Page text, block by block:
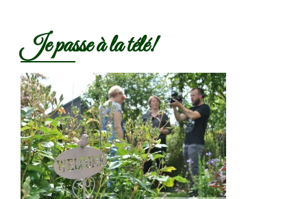
Je passe à la télé!